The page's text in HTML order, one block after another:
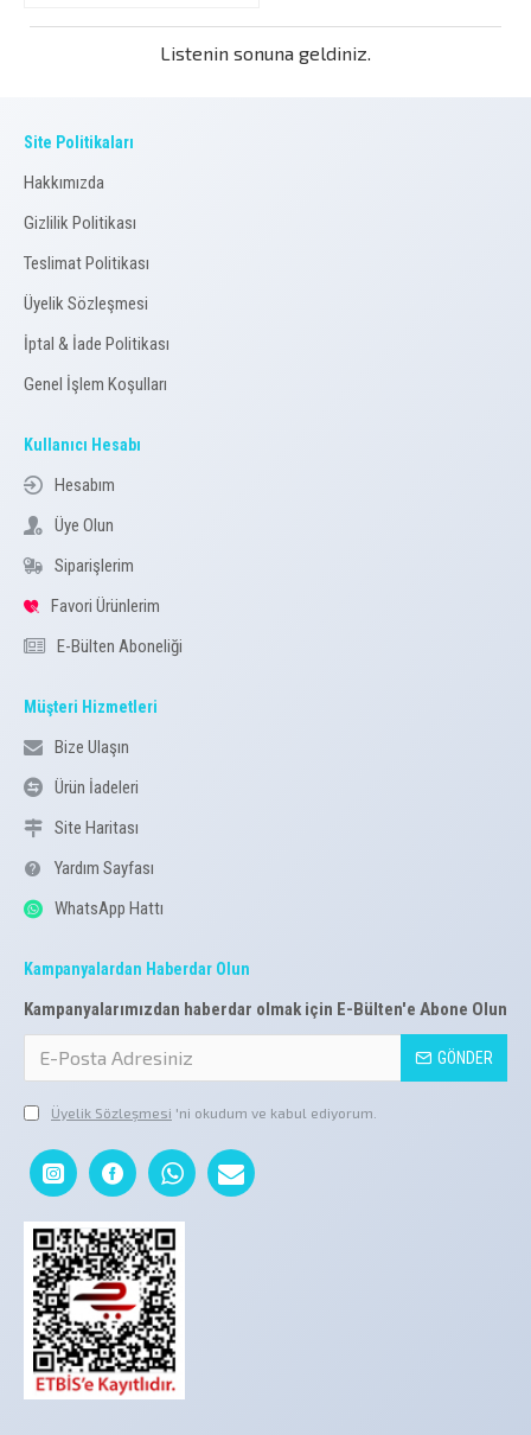
Listenin sonuna geldiniz.
Site Politikaları
Hakkımızda
Gizlilik Politikası
Teslimat Politikası
Üyelik Sözleşmesi
İptal & İade Politikası
Genel İşlem Koşulları
Kullanıcı Hesabı
Hesabım
Üye Olun
Siparişlerim
Favori Ürünlerim
E-Bülten Aboneliği
Müşteri Hizmetleri
Bize Ulaşın
Ürün İadeleri
Site Haritası
Yardım Sayfası
WhatsApp Hattı
Kampanyalardan Haberdar Olun
Kampanyalarımızdan haberdar olmak için E-Bülten'e Abone Olun
GÖNDER
Üyelik Sözleşmesi 'ni okudum ve kabul ediyorum.